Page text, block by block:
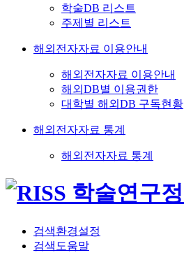
학술DB 리스트
주제별 리스트
해외전자자료 이용안내
해외전자자료 이용안내
해외DB별 이용권한
대학별 해외DB 구독현황
해외전자자료 통계
해외전자자료 통계
검색환경설정
검색도움말